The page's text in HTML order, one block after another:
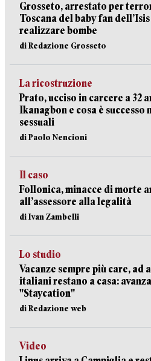
Grosseto, arrestato per
Toscana del baby fan
realizzare bombe
di Redazione Grosseto
La ricostruzione
Prato, ucciso in carcere a 32
Ikanagbon e cosa è
sessuali
di Paolo Nencioni
Il caso
Follonica, minacce di morte
all’assessore alla legalità
di Ivan Zambelli
Lo studio
Vacanze sempre più care, ad
italiani restano a casa:
"Staycation"
di Redazione web
Video